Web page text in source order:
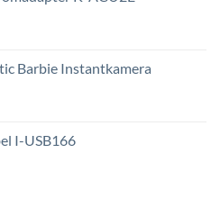
Barbie Instantkamera
I-USB166